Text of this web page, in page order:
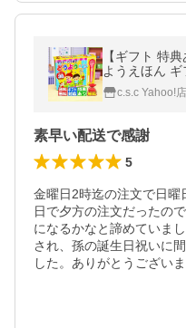
【ギフト 特
ようえほん ギ
ント こどもの
1歳 2歳 3歳 4
c.s.c Yahoo!店
素早い配送で感謝
5
金曜日2時迄の注文で日曜
日で夕方の注文だったの
になるかなと諦めていま
され、孫の誕生日祝いに
した。ありがとうございま